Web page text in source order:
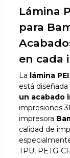
Lámina
para
en cada
La lámina
está
un acabado
impresiones
impresora
calidad de
TPU, PETG-